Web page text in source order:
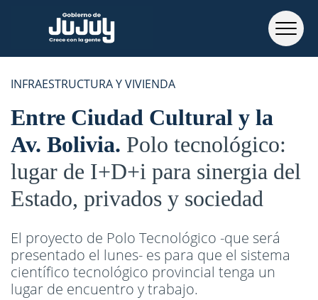
INFRAESTRUCTURA Y VIVIENDA
Entre Ciudad Cultural y la
Av. Bolivia Polo tecnológico:
lugar de I+D+i para sinergia del
Estado, privados y sociedad
El proyecto de Polo Tecnológico -que será
presentado el lunes- es para que el sistema
científico tecnológico provincial tenga un
lugar de encuentro y trabajo.